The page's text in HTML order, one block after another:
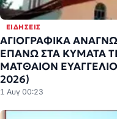
ΕΙΔΉΣΕΙΣ
ΑΓΙΟΓΡΑΦΙΚΑ
ΕΠΑΝΩ ΣΤΑ ΚΥΜΑΤΑ
ΜΑΤΘΑΙΟΝ
2026)
1 Αυγ 00:23